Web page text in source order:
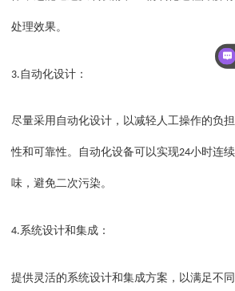
处理效果。
3. 自动化设计：
尽量采用自动化设计，以减轻人工操作的负
性和可靠性。自动化设备可以实现24小时连
味，避免二次污染。
4.系统设计和集成：
提供灵活的系统设计和集成方案，以满足不